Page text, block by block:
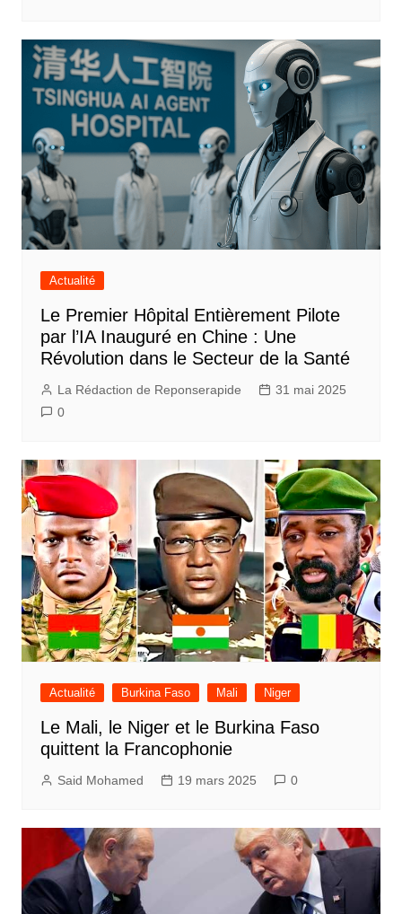
Actualité
Le Premier Hôpital Entièrement Pilote
par l’IA Inauguré en Chine : Une
Révolution dans le Secteur de la Santé
La Rédaction de Reponserapide
31 mai 2025
0
Actualité Burkina Faso Mali Niger
Le Mali, le Niger et le Burkina Faso
quittent la Francophonie
Said Mohamed 19 mars 2025 0